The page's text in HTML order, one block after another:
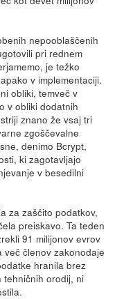
nepooblaščenih
pri rednem
je težko
v implementaciji.
obliki, temveč v
v obliki dodatnih
znano že vsaj tri
zgoščevalne
denimo Bcrypt,
ki zagotavljajo
v besedilni
za zaščito podatkov,
preiskavo. Ta teden
91 milijonov evrov
več členov zakonodaje
hranila brez
orodij, ni